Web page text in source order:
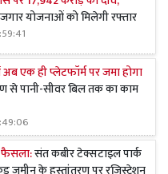
योजनाओं को मिलेगी रफ्तार
एक ही प्लेटफॉर्म पर जमा होगा
से पानी-सीवर बिल तक का काम
फैसला:संत कबीर टेक्सटाइल पार्क